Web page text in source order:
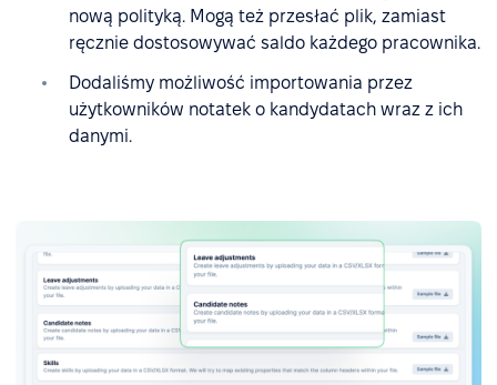
nową polityką. Mogą też przesłać plik, zamiast
ręcznie dostosowywać saldo każdego pracownika.
Dodaliśmy możliwość importowania przez
użytkowników notatek o kandydatach wraz z ich
danymi.